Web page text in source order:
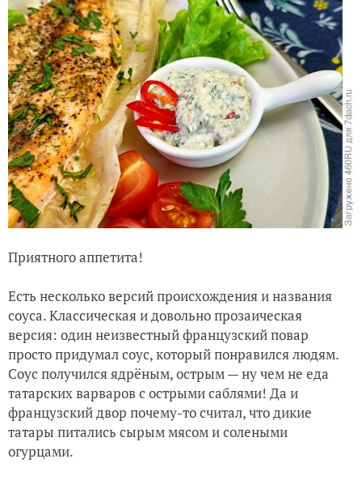
Приятного аппетита!
Есть несколько версий происхождения и названия
соуса. Классическая и довольно прозаическая
версия: один неизвестный французский повар
просто придумал соус, который понравился людям.
Соус получился ядрёным, острым — ну чем не еда
татарских варваров с острыми саблями! Да и
французский двор почему-то считал, что дикие
татары питались сырым мясом и солеными
огурцами.